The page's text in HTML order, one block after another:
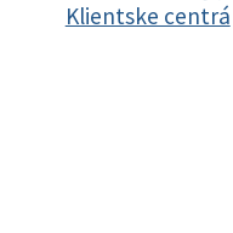
Klientske centrá